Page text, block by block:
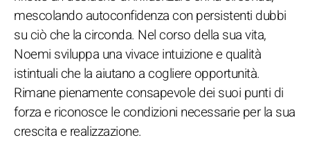
mescolando autoconfidenza con persistenti dubbi
su ciò che la circonda. Nel corso della sua vita,
Noemi sviluppa una vivace intuizione e qualità
istintuali che la aiutano a cogliere opportunità.
Rimane pienamente consapevole dei suoi punti di
forza e riconosce le condizioni necessarie per la sua
crescita e realizzazione.